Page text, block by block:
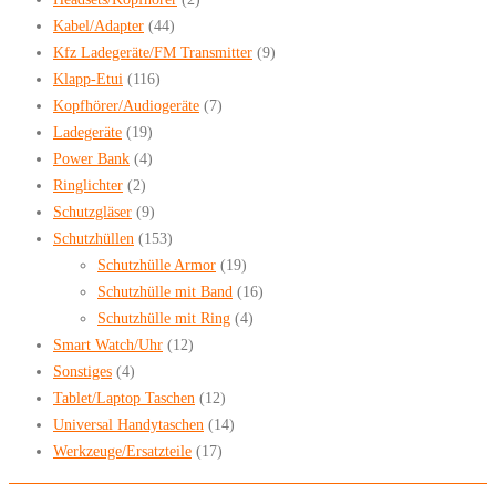
Kabel/Adapter (44)
Kfz Ladegeräte/FM Transmitter (9)
Klapp-Etui (116)
Kopfhörer/Audiogeräte (7)
Ladegeräte (19)
Power Bank (4)
Ringlichter (2)
Schutzgläser (9)
Schutzhüllen (153)
Schutzhülle Armor (19)
Schutzhülle mit Band (16)
Schutzhülle mit Ring (4)
Smart Watch/Uhr (12)
Sonstiges (4)
Tablet/Laptop Taschen (12)
Universal Handytaschen (14)
Werkzeuge/Ersatzteile (17)